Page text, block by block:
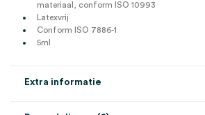
materiaal, conform ISO 10993
Latexvrij
Conform ISO 7886-1
5ml
Extra informatie